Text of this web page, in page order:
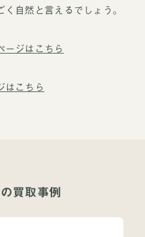
自然と言えるでしょう。
ージはこちら
はこちら
買取事例